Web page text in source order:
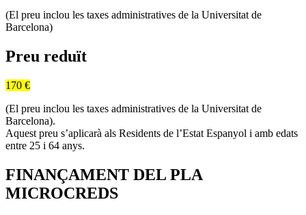
(El preu inclou les taxes administratives de la Universitat de
Barcelona)
Preu reduït
170 €
(El preu inclou les taxes administratives de la Universitat de
Barcelona).
Aquest preu s’aplicarà als Residents de l’Estat Espanyol i amb edats
entre 25 i 64 anys.
FINANÇAMENT DEL PLA
MICROCREDS